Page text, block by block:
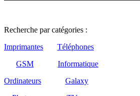
Recherche par catégories :
Imprimantes
Téléphones
GSM
Informatique
Ordinateurs
Galaxy